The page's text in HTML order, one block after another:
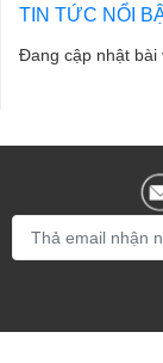
TIN TỨC NỔI
Đang cập nhật bài